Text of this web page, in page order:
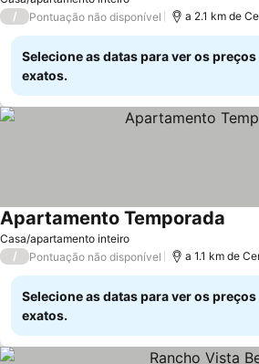
/ Pontuação não disponível a 2.1 km de
Selecione as datas para ver os preços
exatos.
Casa/apartamento inteiro
Apartamento Temporada
/ Pontuação não disponível a 1.1 km de
Selecione as datas para ver os preços
exatos.